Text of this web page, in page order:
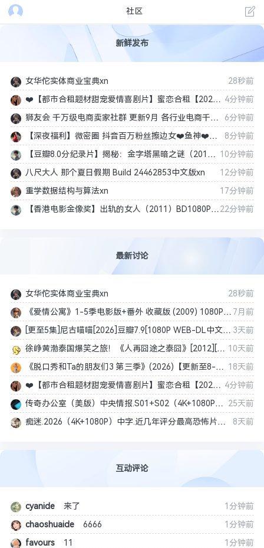
社区
新鲜发布
女华佗实体商业宝典xn 28秒前
❤️【都市合租题材甜宠爱情喜剧片】蜜恋合租【2026】4K/2160P [国语中字] [1.4G] 4分钟前
狮友会 千万级电商卖家社群 更新9月 各行业电商千万级亿级大佬讲述成功秘籍xn 6分钟前
【深夜福利】微密圈 抖音百万粉丝擦边女❤️鱼神❤️蜜桃大臀❤️ 黑丝眼镜娘❤️猎艳时刻❤️情趣制服❤️浴室翘臀❤️一共96套写真视图合集 【6.9GB】 8分钟前
【豆瓣8.0分纪录片】揭秘：金字塔黑暗之谜（2016）1080P 中文字幕 10分钟前
八尺大人 那个夏日假期 Build 24462853中文版xn 12分钟前
重学数据结构与算法xn 17分钟前
【香港电影金像奖】出轨的女人（2011）BD1080P 中文字幕【陈伟霆/吴家丽/叶璇】 22分钟前
最新讨论
女华佗实体商业宝典xn 28秒前
《爱情公寓》1-5季电影版+番外 收藏版 (2009) 1080P 中文字幕 [中国大陆] [喜剧 / 爱情] 汉语普通话 / 8.2 高分 7月前
[更至5集]尼古喵喵[2026]豆瓣7.9[1080P WEB-DL中文字幕]单集1.4G 3天前
徐峥黄渤泰国爆笑之旅！《人再囧途之泰囧》[2012][1080P][中文字幕]【20.6GB】 10天前
《脱口秀和Ta的朋友们3 第三季》(2026)【更新至8-7期】【4K 无损超清】【内置官方中文字幕】【1.2-4.5G/期】 18天前
❤️【都市合租题材甜宠爱情喜剧片】蜜恋合租【2026】4K/2160P [国语中字] [1.4G] 4分钟前
传奇办公室（美版）中央情报.S01+S02（4K+1080P）全20集.中字.附法版原版.S01+S05【359g】 25天前
痴迷.2026（4K+1080P）中字.近几年评分最高恐怖片！【28.8G】 8天前
互动评论
cyanide 来了 1分钟前
chaoshuaide 6666 1分钟前
favours 11 1分钟前